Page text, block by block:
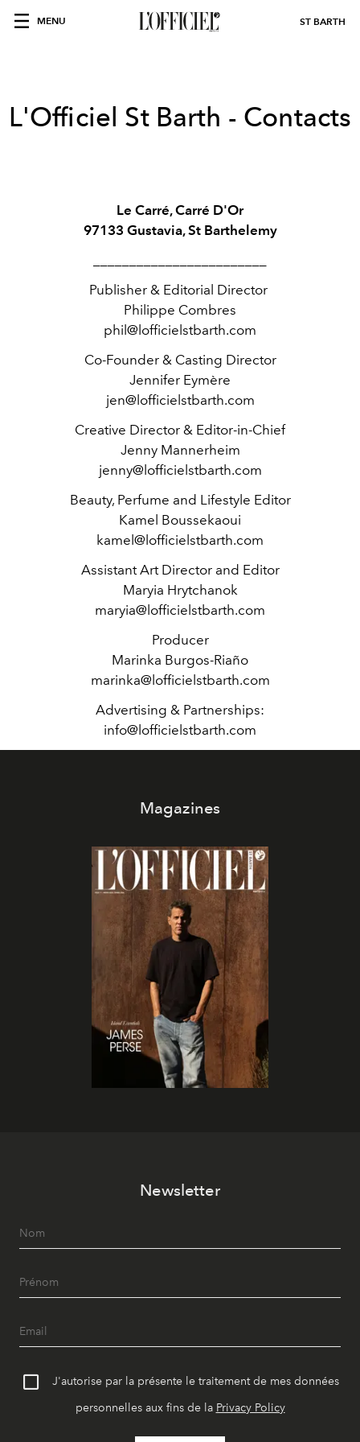
MENU ST BARTH
L'Officiel St Barth - Contacts
Le Carré, Carré D'Or
97133 Gustavia, St Barthelemy
Publisher & Editorial Director
Philippe Combres
phil@lofficielstbarth.com
Co-Founder & Casting Director
Jennifer Eymère
jen@lofficielstbarth.com
Creative Director & Editor-in-Chief
Jenny Mannerheim
jenny@lofficielstbarth.com
Beauty, Perfume and Lifestyle Editor
Kamel Boussekaoui
kamel@lofficielstbarth.com
Assistant Art Director and Editor
Maryia Hrytchanok
maryia@lofficielstbarth.com
Producer
Marinka Burgos-Riaño
marinka@lofficielstbarth.com
Advertising & Partnerships:
info@lofficielstbarth.com
Magazines
Newsletter
J'autorise par la présente le traitement de mes données
personnelles aux fins de la Privacy Policy